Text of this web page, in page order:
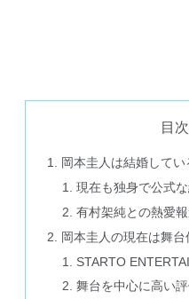
目次
岡本圭人は結婚して
現在も独身で公式
有村架純との熱愛
岡本圭人の現在は舞
STARTO
舞台を中心に高い